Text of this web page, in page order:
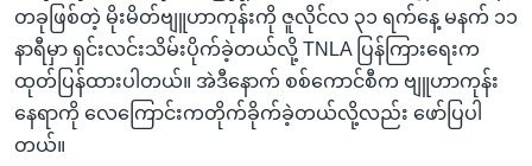
သို့
ကျော်
ရန်
တခုဖြစ်တဲ့ မိုးမိတ်ဗျူဟာကုန်းကို ဇူလိုင်လ ၃၁ ရက်နေ့ မနက် ၁၁
နာရီမှာ ရှင်းလင်းသိမ်းပိုက်ခဲ့တယ်လို့ TNLA ပြန်ကြားရေးက
ထုတ်ပြန်ထားပါတယ်။ အဲဒီနောက် စစ်ကောင်စီက ဗျူဟာကုန်း
နေရာကို လေကြောင်းကတိုက်ခိုက်ခဲ့တယ်လို့လည်း ဖော်ပြပါ
တယ်။